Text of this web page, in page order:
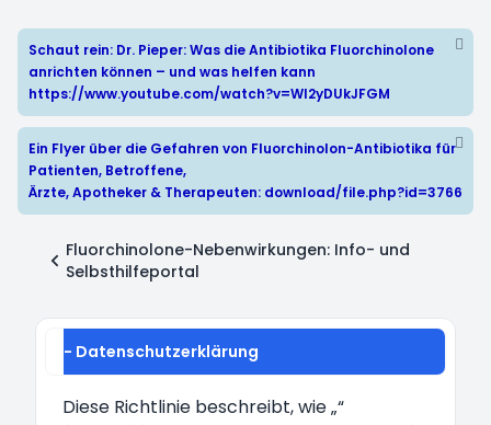
Schaut rein: Dr. Pieper: Was die Antibiotika Fluorchinolone
anrichten können – und was helfen kann
https://www.youtube.com/watch?v=WI2yDUkJFGM
Ein Flyer über die Gefahren von Fluorchinolon-Antibiotika für
Patienten, Betroffene,
Ärzte, Apotheker & Therapeuten: download/file.php?id=3766
Fluorchinolone-Nebenwirkungen: Info- und
Selbsthilfeportal
- Datenschutzerklärung
Diese Richtlinie beschreibt, wie „“